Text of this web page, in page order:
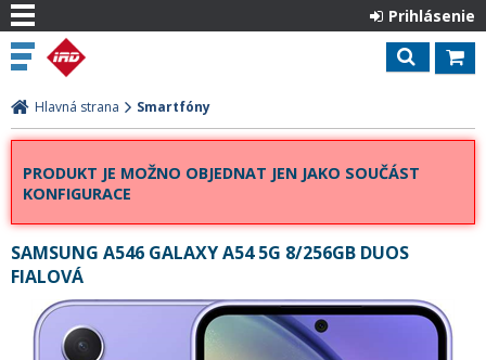
Prihlásenie
Hlavná strana Smartfóny
PRODUKT JE MOŽNO OBJEDNAT JEN JAKO SOUČÁST
KONFIGURACE
SAMSUNG A546 GALAXY A54 5G 8/256GB DUOS
FIALOVÁ